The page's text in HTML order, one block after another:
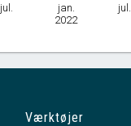
jul.
jan.
2022
jul.
Værktøjer